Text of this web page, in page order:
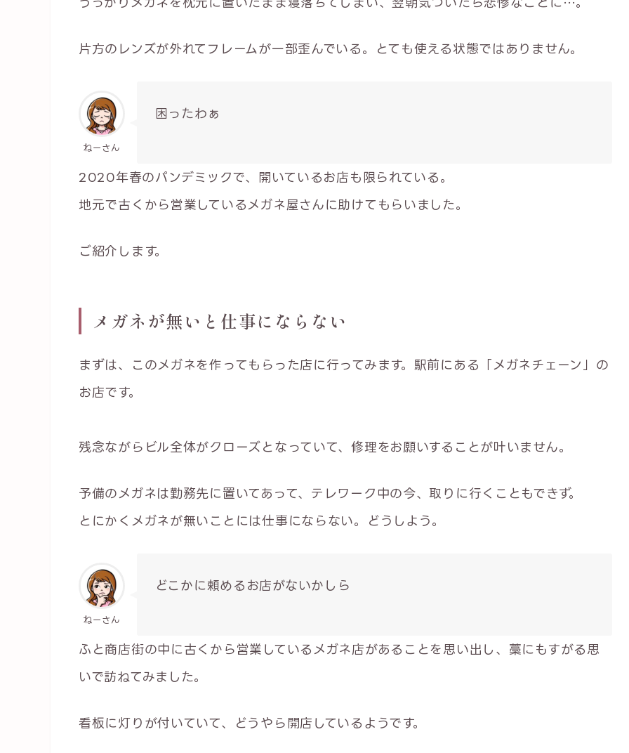
片方のレンズが外れてフレームが一部歪んでいる。とても使える状態ではありません。
ねーさん
困ったわぁ
2020年春のパンデミックで、開いているお店も限られている。
地元で古くから営業しているメガネ屋さんに助けてもらいました。
ご紹介します。
メガネが無いと仕事にならない
まずは、このメガネを作ってもらった店に行ってみます。駅前にある「メガネチェーン」の
お店です。
残念ながらビル全体がクローズとなっていて、修理をお願いすることが叶いません。
予備のメガネは勤務先に置いてあって、テレワーク中の今、取りに行くこともできず。
とにかくメガネが無いことには仕事にならない。どうしよう。
ねーさん
どこかに頼めるお店がないかしら
ふと商店街の中に古くから営業しているメガネ店があることを思い出し、藁にもすがる思
いで訪ねてみました。
看板に灯りが付いていて、どうやら開店しているようです。